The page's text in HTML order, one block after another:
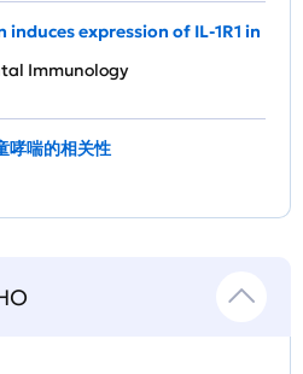
expression of IL-1R1 in
Immunology
哮喘的相关性